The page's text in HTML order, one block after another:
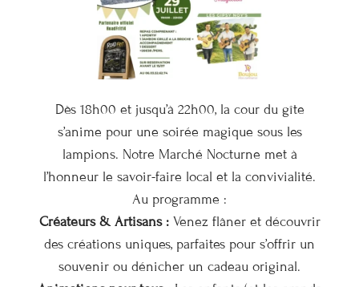
Dès 18h00 et jusqu’à 22h00, la cour du gîte
s’anime pour une soirée magique sous les
lampions. Notre Marché Nocturne met à
l’honneur le savoir-faire local et la convivialité.
Au programme :
Créateurs & Artisans :Venez flâner et découvrir
des créations uniques, parfaites pour s’offrir un
souvenir ou dénicher un cadeau original.